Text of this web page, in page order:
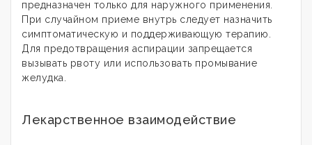
предназначен только для наружного применения.
При случайном приеме внутрь следует назначить
симптоматическую и поддерживающую терапию.
Для предотвращения аспирации запрещается
вызывать рвоту или использовать промывание
желудка.
Лекарственное взаимодействие